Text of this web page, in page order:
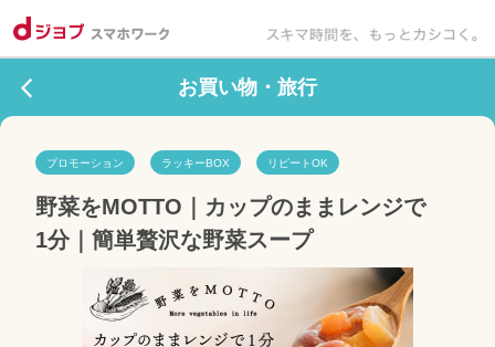
お買い物・旅行
プロモーション ラッキーBOX リピートOK
野菜をMOTTO｜カップのままレンジで
1分｜簡単贅沢な野菜スープ